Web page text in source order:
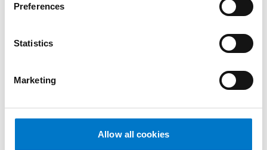
Preferences
Statistics
Marketing
Allow all cookies
Système de commande NANO 112+
Version étendue du NANO 112 avec plus de sorties de